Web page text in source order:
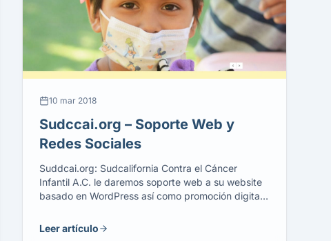
10 mar 2018
Sudccai.org – Soporte Web y
Redes Sociales
Suddcai.org: Sudcalifornia Contra el Cáncer
Infantil A.C. le daremos soporte web a su website
basado en WordPress así como promoción digital
para sus eventos.
Leer artículo